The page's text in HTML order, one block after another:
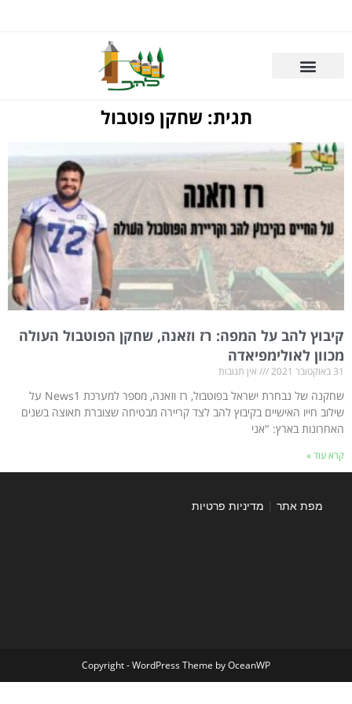
תגית: שחקן פוטבול
קיבוץ להב על המפה: רז וזאנה, שחקן הפוטבול העולה
מכוון לאולימפיאדה
31 באוקטובר 2021 אין תגובות
שחקנה של נבחרת ישראל בפוטבול, רז וזאנה, מספר למערכת News1 על
שילוב חייו האישיים בקיבוץ להב לצד קריירה מבטיחה שצוברת תאוצה בשנים
האחרונות בארץ: "אני
קרא עוד »
מפת אתר | מדיניות פרטיות
Copyright - WordPress Theme by OceanWP